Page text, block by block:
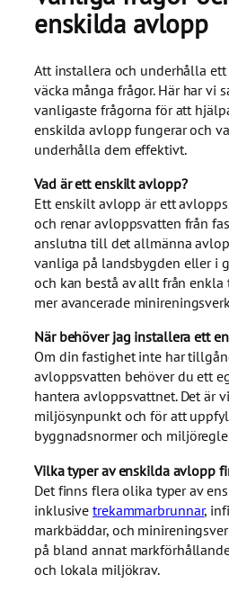
enskilda avlopp
Att installera och underhålla
väcka många frågor. Här har vi
vanligaste frågorna för att
enskilda avlopp fungerar och
underhålla dem effektivt.
Vad är ett enskilt avlopp?
Ett enskilt avlopp är ett
och renar avloppsvatten från
anslutna till det allmänna
vanliga på landsbygden eller i
och kan bestå av allt från
mer avancerade
När behöver jag installera ett
Om din fastighet inte har
avloppsvatten behöver du ett
hantera avloppsvattnet. Det är
miljösynpunkt och för att
byggnadsnormer och
Vilka typer av enskilda avlopp
Det finns flera olika typer av
inklusivetrekammarbrunnar,
markbäddar, och
på bland annat
och lokala miljökrav.